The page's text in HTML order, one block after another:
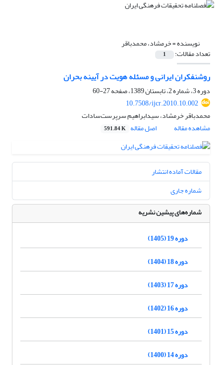
نویسنده =خرمشاد، محمدباقر
تعداد مقالات: 1
روشنفکران ایرانی و مسئله هویت در آیینه بحران
دوره 3، شماره 2، تابستان 1389، صفحه
27-60
10.7508/ijcr.2010.10.002
محمدباقر خرمشاد، سیدابراهیم سرپرست‌سادات
مشاهده مقاله
اصل مقاله 591.84 K
مقالات آماده انتشار
شماره جاری
شماره‌های پیشین نشریه
دوره 19 (1405)
دوره 18 (1404)
دوره 17 (1403)
دوره 16 (1402)
دوره 15 (1401)
دوره 14 (1400)